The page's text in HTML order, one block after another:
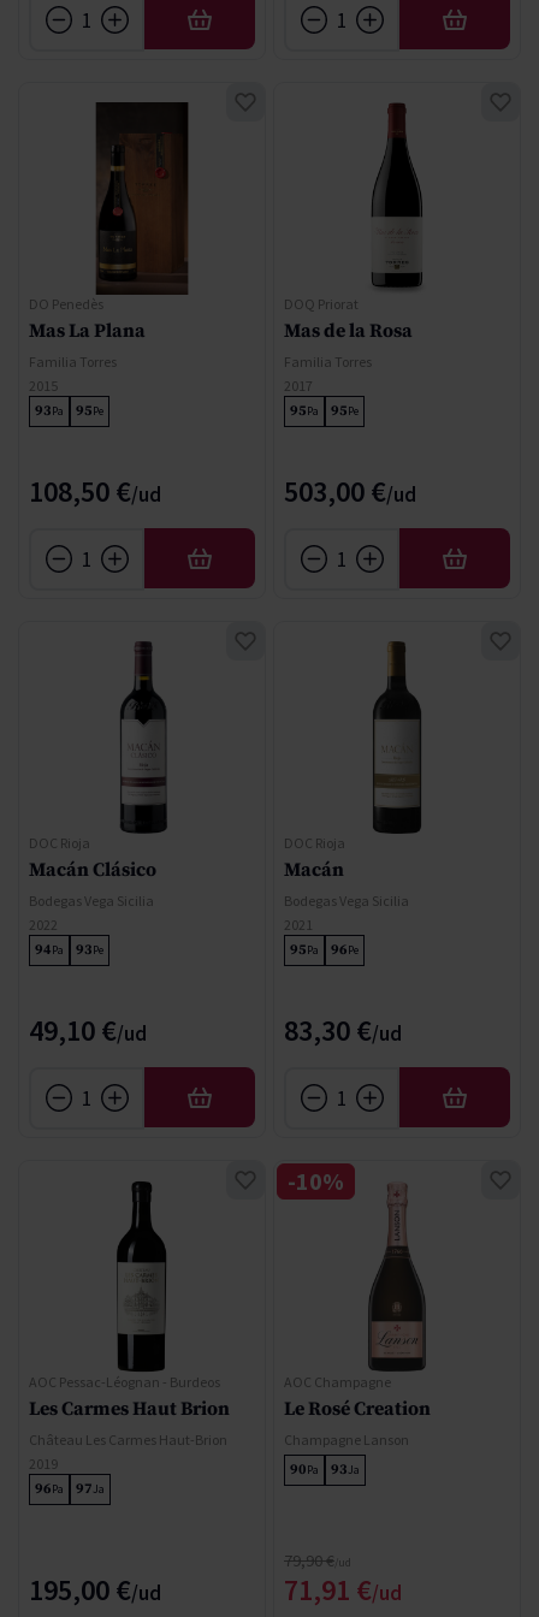
AFEGIR AFEGIR
DO Penedès
Mas La Plana
Familia Torres
2015
93Pa 95Pe
108,50 €
AFEGIR
DOQ Priorat
Mas de la Rosa
Familia Torres
2017
95Pa 95Pe
503,00 €
AFEGIR
DOC Rioja
Macán Clásico
Bodegas Vega Sicilia
2022
94Pa 93Pe
49,10 €
AFEGIR
DOC Rioja
Macán
Bodegas Vega Sicilia
2021
95Pa 96Pe
83,30 €
AFEGIR
AOC Pessac-Léognan - Burdeos
Les Carmes Haut Brion
Château Les Carmes Haut-Brion
2019
96Pa 97Ja
195,00 €
AOC Champagne
Le Rosé Creation
Champagne Lanson
90Pa 93Ja
Special Price
71,91 €
Regular Price
79,90 €
-10%